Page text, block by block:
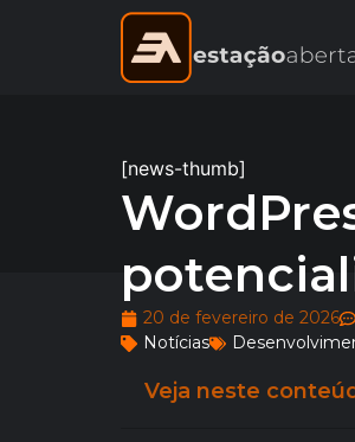
[news-thumb]
20 de fevereiro de 2026
Notícias
Veja neste